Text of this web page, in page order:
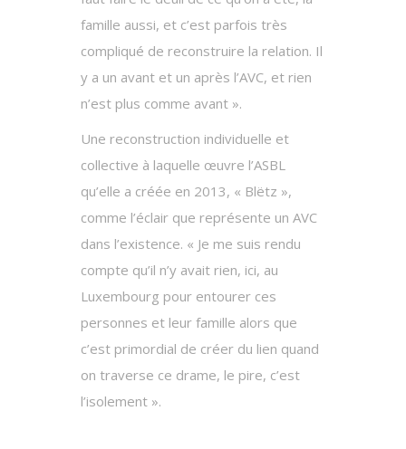
famille aussi, et c’est parfois très
compliqué de reconstruire la relation. Il
y a un avant et un après l’AVC, et rien
n’est plus comme avant ».
Une reconstruction individuelle et
collective à laquelle œuvre l’ASBL
qu’elle a créée en 2013, « Blëtz »,
comme l’éclair que représente un AVC
dans l’existence. « Je me suis rendu
compte qu’il n’y avait rien, ici, au
Luxembourg pour entourer ces
personnes et leur famille alors que
c’est primordial de créer du lien quand
on traverse ce drame, le pire, c’est
l’isolement ».